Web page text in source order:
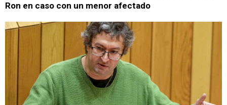
Ron en caso con un menor afectado